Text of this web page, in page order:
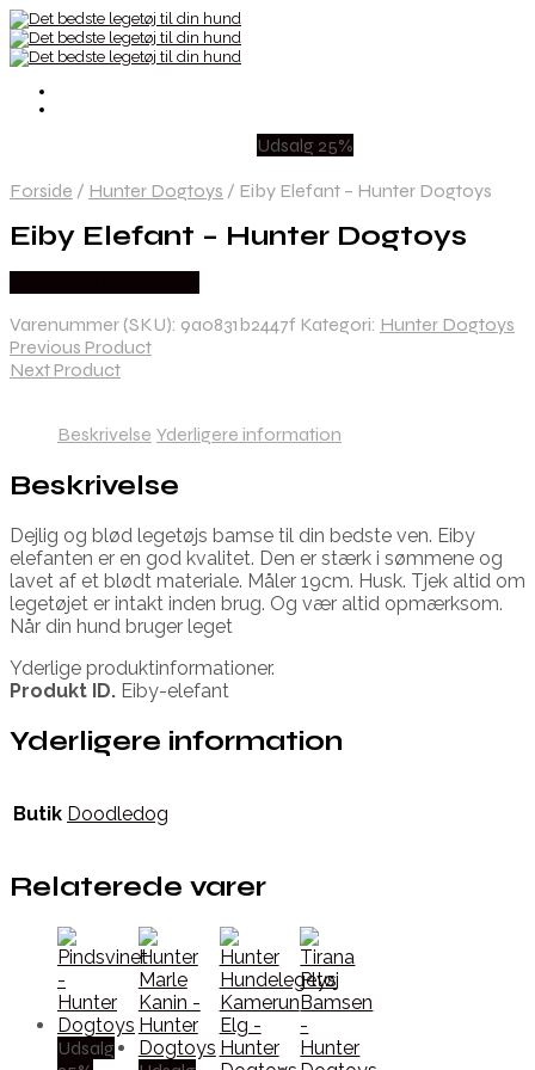
Udsalg 25%
Forside / Hunter Dogtoys / Eiby Elefant – Hunter Dogtoys
Eiby Elefant – Hunter Dogtoys
Varenummer (SKU): 9a0831b2447f Kategori: Hunter Dogtoys
Previous Product
Next Product
Beskrivelse Yderligere information
Beskrivelse
Dejlig og blød legetøjs bamse til din bedste ven. Eiby
elefanten er en god kvalitet. Den er stærk i sømmene og
lavet af et blødt materiale. Måler 19cm. Husk. Tjek altid om
legetøjet er intakt inden brug. Og vær altid opmærksom.
Når din hund bruger leget
Yderlige produktinformationer.
Produkt ID. Eiby-elefant
Yderligere information
Butik Doodledog
Relaterede varer
Udsalg